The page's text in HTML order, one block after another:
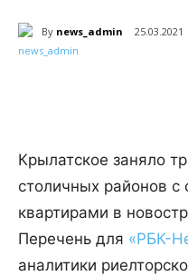
By news_admin 25.03.2021
Крылатское заняло
столичных районов
квартирами в
Перечень для «РБК-
аналитики